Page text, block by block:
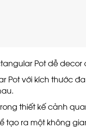
Pot dễ decor
Pot với kích thước
thiết kế cảnh
tạo ra một không